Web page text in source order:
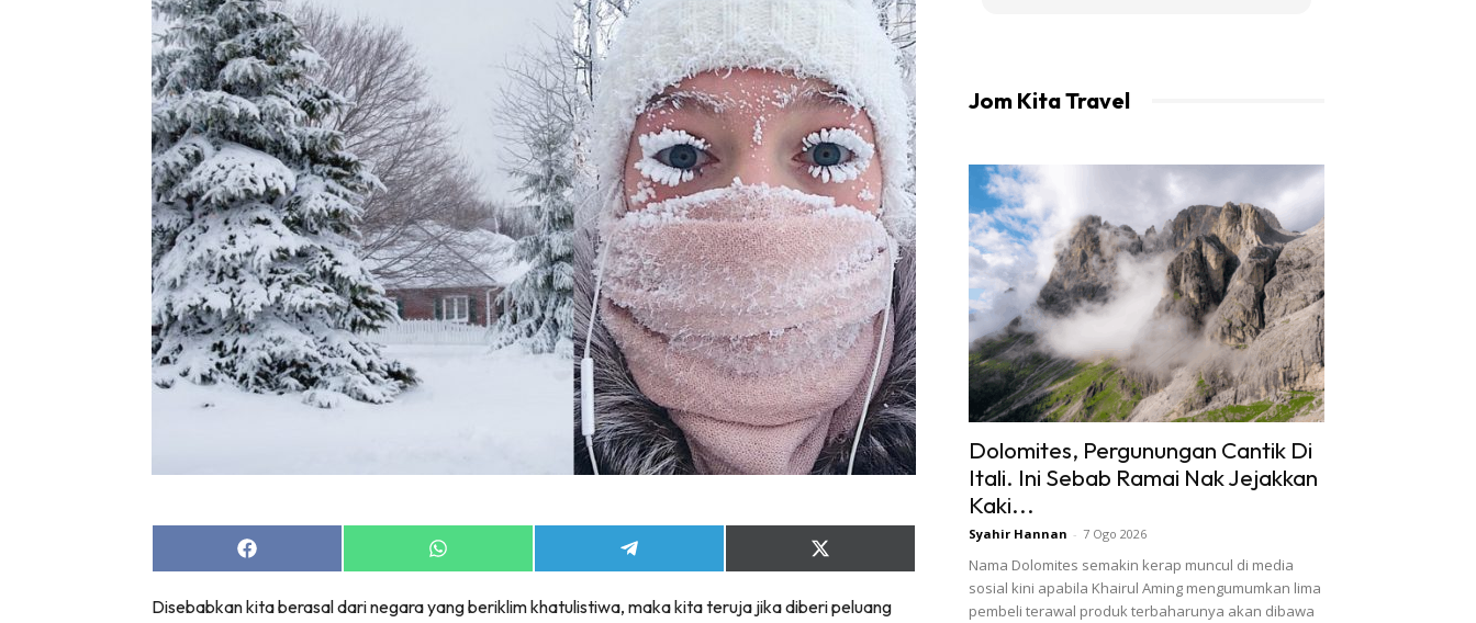
Share
on
Share
on
Share
on
Share
on
(Twitter)
Disebabkan kita berasal dari negara yang beriklim khatulistiwa, maka kita teruja jika diberi peluang
Jom Kita Travel
Dolomites, Pergunungan Cantik Di
Itali. Ini Sebab Ramai Nak Jejakkan
Kaki...
Syahir Hannan - 7 Ogo 2026
Nama Dolomites semakin kerap muncul di media
sosial kini apabila Khairul Aming mengumumkan lima
pembeli terawal produk terbaharunya akan dibawa